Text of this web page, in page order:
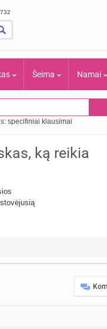
Šeima Namai
specifiniai klausimai
ką reikia